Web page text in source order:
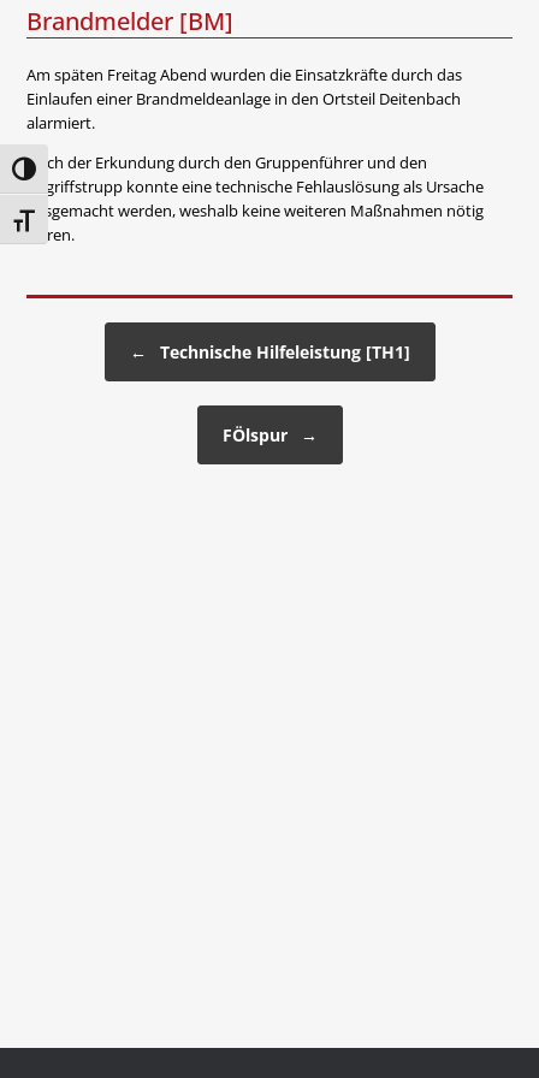
Umschalten auf hohe Kontraste
Schrift vergrößern
Brandmelder [BM]
Am späten Freitag Abend wurden die Einsatzkräfte durch das
Einlaufen einer Brandmeldeanlage in den Ortsteil Deitenbach
alarmiert.
Nach der Erkundung durch den Gruppenführer und den
Angriffstrupp konnte eine technische Fehlauslösung als Ursache
ausgemacht werden, weshalb keine weiteren Maßnahmen nötig
waren.
← Technische Hilfeleistung [TH1]
FÖlspur →